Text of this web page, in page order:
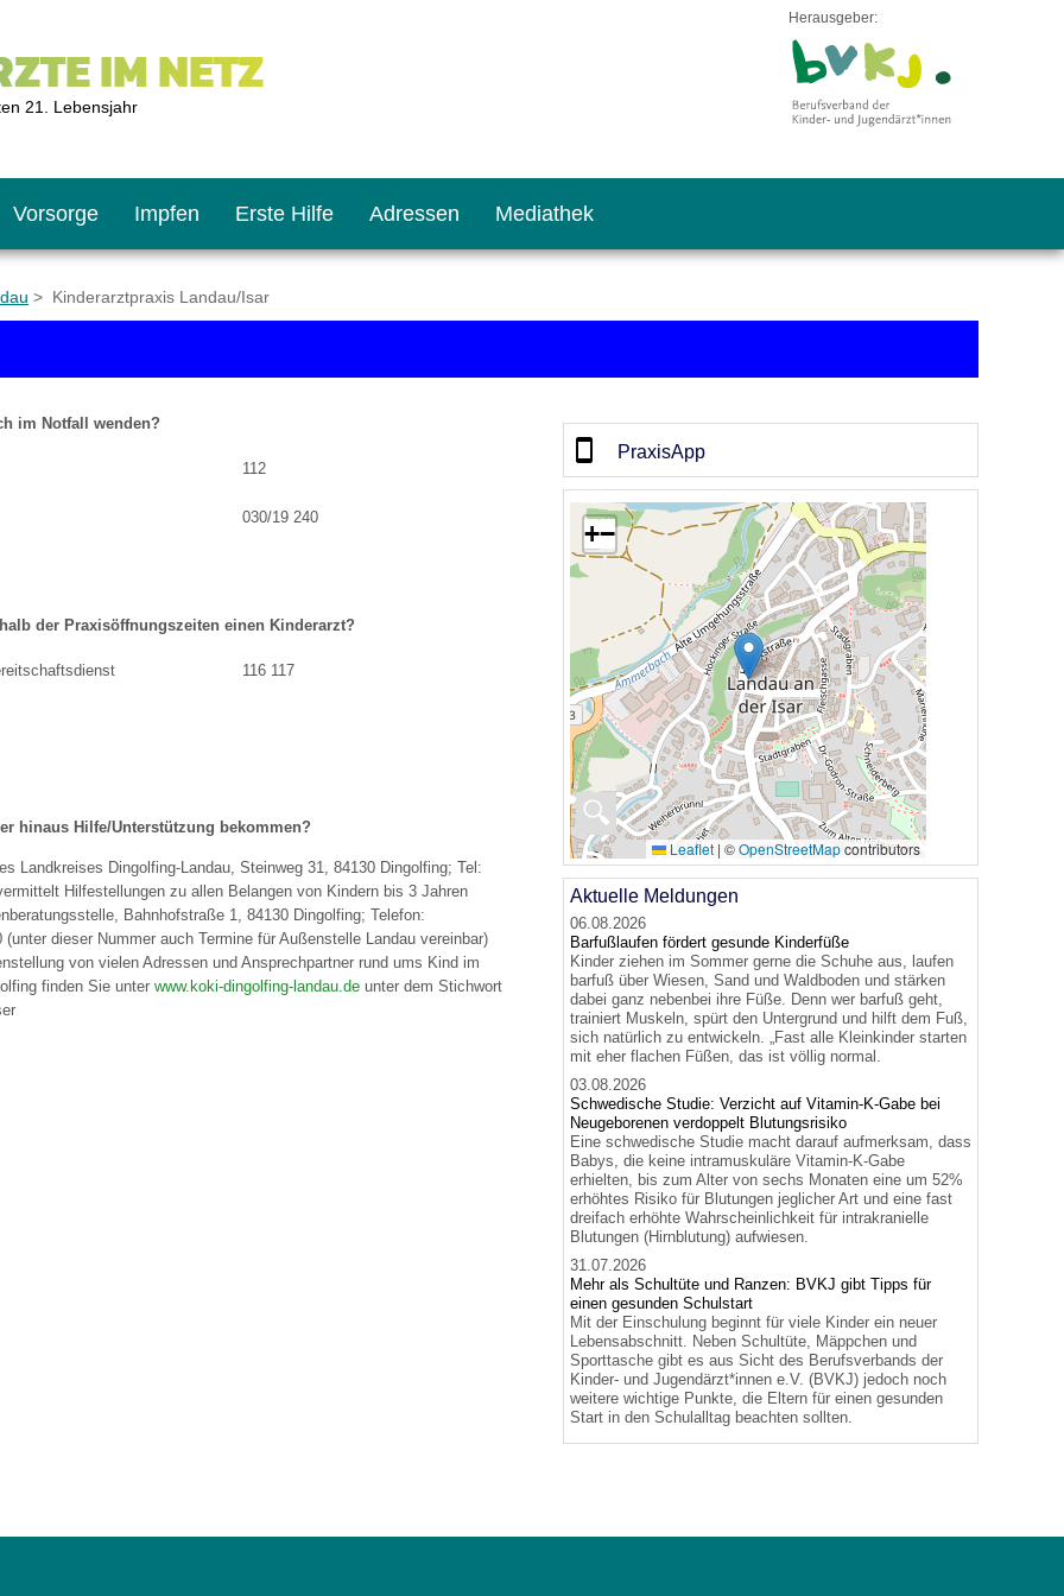
IM NETZ
21. Lebensjahr
Herausgeber:
Vorsorge Impfen Erste Hilfe Adressen Mediathek
gestalten
> Kinderarztpraxis Landau/Isar
im Notfall wenden?
112
030/19 240
der Praxisöffnungszeiten einen Kinderarzt?
116 117
hinaus Hilfe/Unterstützung bekommen?
Landkreises Dingolfing-Landau, Steinweg 31, 84130 Dingolfing; Tel:
Hilfestellungen zu allen Belangen von Kindern bis 3 Jahren
Bahnhofstraße 1, 84130 Dingolfing; Telefon:
(unter dieser Nummer auch Termine für Außenstelle Landau vereinbar)
von vielen Adressen und Ansprechpartner rund ums Kind im
finden Sie unter www.koki-dingolfing-landau.de unter dem Stichwort
PraxisApp
🔍
+−
Leaflet | ©OpenStreetMapcontributors
Aktuelle Meldungen
06.08.2026
Barfußlaufen fördert gesunde Kinderfüße
Kinder ziehen im Sommer gerne die Schuhe aus, laufen
barfuß über Wiesen, Sand und Waldboden und stärken
dabei ganz nebenbei ihre Füße. Denn wer barfuß geht,
trainiert Muskeln, spürt den Untergrund und hilft dem Fuß,
sich natürlich zu entwickeln. „Fast alle Kleinkinder starten
mit eher flachen Füßen, das ist völlig normal.
03.08.2026
Schwedische Studie: Verzicht auf Vitamin-K-Gabe bei
Neugeborenen verdoppelt Blutungsrisiko
Eine schwedische Studie macht darauf aufmerksam, dass
Babys, die keine intramuskuläre Vitamin-K-Gabe
erhielten, bis zum Alter von sechs Monaten eine um 52%
erhöhtes Risiko für Blutungen jeglicher Art und eine fast
dreifach erhöhte Wahrscheinlichkeit für intrakranielle
Blutungen (Hirnblutung) aufwiesen.
31.07.2026
Mehr als Schultüte und Ranzen: BVKJ gibt Tipps für
einen gesunden Schulstart
Mit der Einschulung beginnt für viele Kinder ein neuer
Lebensabschnitt. Neben Schultüte, Mäppchen und
Sporttasche gibt es aus Sicht des Berufsverbands der
Kinder- und Jugendärzt*innen e.V. (BVKJ) jedoch noch
weitere wichtige Punkte, die Eltern für einen gesunden
Start in den Schulalltag beachten sollten.